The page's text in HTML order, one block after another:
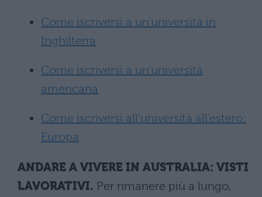
Come iscriversi a un’università in
Inghilterra
Come iscriversi a un’università
americana
Come iscriversi all’università all’estero:
Europa
ANDARE A VIVERE IN AUSTRALIA: VISTI
LAVORATIVI. Per rimanere più a lungo,